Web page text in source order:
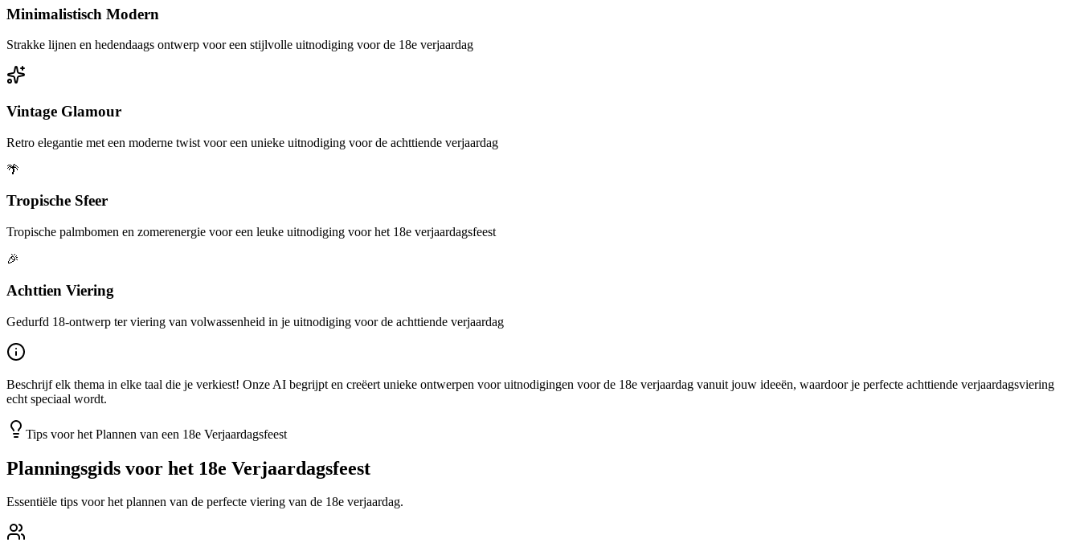
Minimalistisch Modern
Strakke lijnen en hedendaags ontwerp voor een stijlvolle uitnodiging voor de 18e verjaardag
Vintage Glamour
Retro elegantie met een moderne twist voor een unieke uitnodiging voor de achttiende verjaardag
🌴
Tropische Sfeer
Tropische palmbomen en zomerenergie voor een leuke uitnodiging voor het 18e verjaardagsfeest
🎉
Achttien Viering
Gedurfd 18-ontwerp ter viering van volwassenheid in je uitnodiging voor de achttiende verjaardag
Beschrijf elk thema in elke taal die je verkiest! Onze AI begrijpt en creëert unieke ontwerpen voor uitnodigingen voor de 18e verjaardag vanuit jouw ideeën, waardoor je perfecte achttiende verjaardagsviering
echt speciaal wordt.
Tips voor het Plannen van een 18e Verjaardagsfeest
Planningsgids voor het 18e Verjaardagsfeest
Essentiële tips voor het plannen van de perfecte viering van de 18e verjaardag.